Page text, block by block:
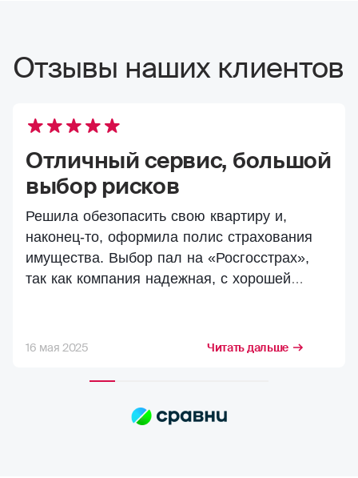
Отзывы наших клиентов
Отличный сервис, большой
выбор рисков
Решила обезопасить свою квартиру и,
наконец-то, оформила полис страхования
имущества. Выбор пал на «Росгосстрах»,
так как компания надежная, с хорошей
соседями. Процесс оформления прошел
понятно, легко разобраться с условиями
страхования. Можно посмотреть разные
варианты покрытия. Приехала в офис, там
16 мая 2025 Читать дальше